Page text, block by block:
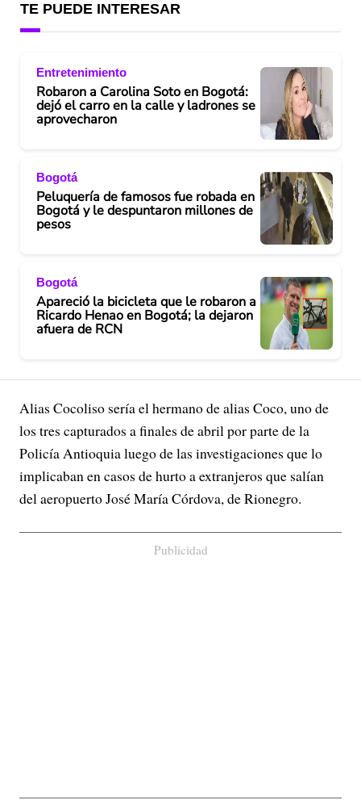
TE PUEDE INTERESAR
Entretenimiento
Robaron a Carolina Soto en Bogotá:
dejó el carro en la calle y ladrones se
aprovecharon
Bogotá
Peluquería de famosos fue robada en
Bogotá y le despuntaron millones de
pesos
Bogotá
Apareció la bicicleta que le robaron a
Ricardo Henao en Bogotá; la dejaron
afuera de RCN
Alias Cocoliso sería el hermano de alias Coco, uno de
los tres capturados a finales de abril por parte de la
Policía Antioquia luego de las investigaciones que lo
implicaban en casos de hurto a extranjeros que salían
del aeropuerto José María Córdova, de Rionegro.
Publicidad